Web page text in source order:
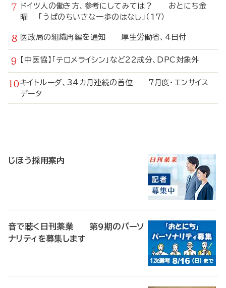
ドイツ人の働き方、参考にしてみては？ おとにち金
曜 「うぱのちいさな一歩のはなし」（17）
医政局の組織再編を通知 厚生労働省、4日付
【中医協】「テロメライシン」など22成分、DPC対象外
キイトルーダ、34カ月連続の首位 7月度・エンサイス
データ
じほう採用案内
音で聴く日刊薬業 第9期のパーソ
ナリティを募集します